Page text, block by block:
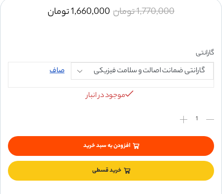
1,770,000تومان 1,660,000تومان
گارانتی
صاف
موجود در انبار
افزودن به سبد خرید
خرید قسطی